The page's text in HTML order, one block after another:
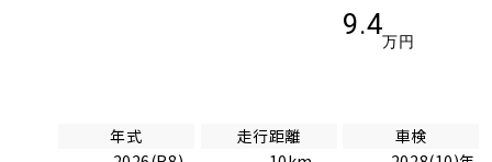
9.4
万円
年式
走行距離
車検